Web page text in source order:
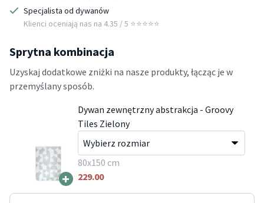
Specjalista od dywanów
Klienci oceniają nas na 4.35 / 5 ⭐️⭐️⭐️⭐️⭐️
Sprytna kombinacja
Uzyskaj dodatkowe zniżki na nasze produkty, łącząc je w
przemyślany sposób.
+
Dywan zewnętrzny abstrakcja - Groovy
Tiles Zielony
80x150 cm
229.00